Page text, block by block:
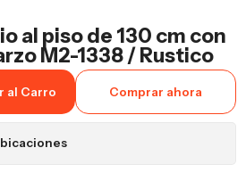
al piso de 130 cm con
M2-1338 / Rustico
al Carro Comprar ahora